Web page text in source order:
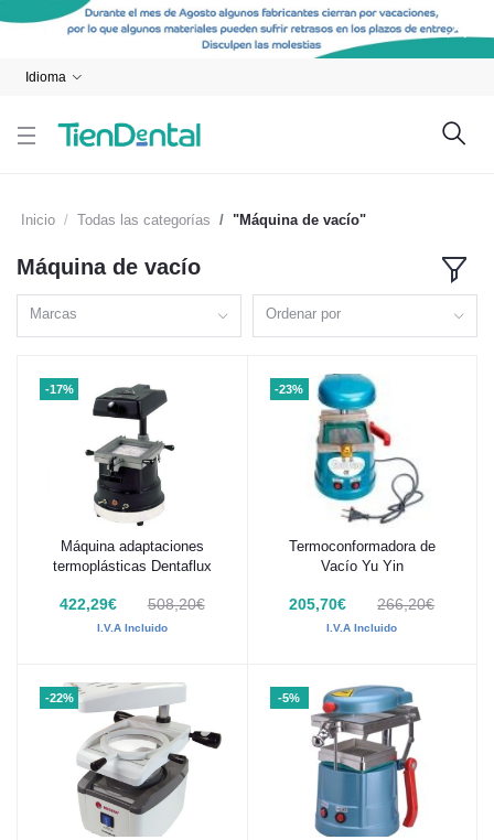
Idioma
Inicio Todas las categorías "Máquina de vacío"
Máquina de vacío
Marcas Ordenar por
-17%
Añadir al carrito
Máquina adaptaciones
termoplásticas Dentaflux
422,29€ 508,20€
I.V.A Incluido
-23%
Añadir al carrito
Termoconformadora de
Vacío Yu Yin
205,70€ 266,20€
I.V.A Incluido
-22% -5%